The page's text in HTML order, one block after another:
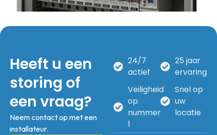
Heeft u een
storing of
een vraag?
Neem contact op met een
installateur.
24/7
actief
Veiligheid
op
nummer
1
25 jaar
ervaring
Snel op
uw
locatie